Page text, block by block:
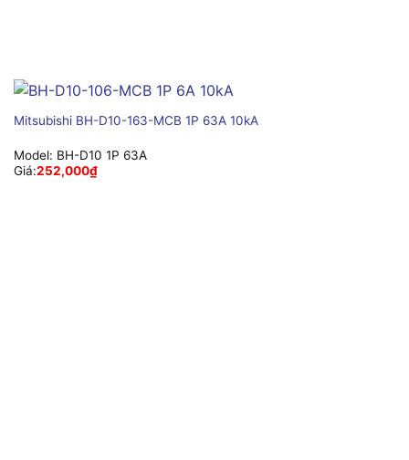
Mitsubishi BH-D10-163-MCB 1P 63A 10kA
Model: BH-D10 1P 63A
Giá:252,000₫